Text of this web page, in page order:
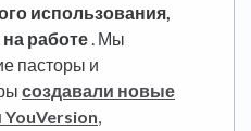
использования,
работе. Мы
пасторы и
создавали новые
,